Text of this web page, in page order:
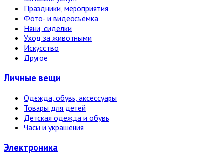
Праздники, мероприятия
Фото- и видеосъёмка
Няни, сиделки
Уход за животными
Искусство
Другое
Личные вещи
Одежда, обувь, аксессуары
Товары для детей
Детская одежда и обувь
Часы и украшения
Электро­ника